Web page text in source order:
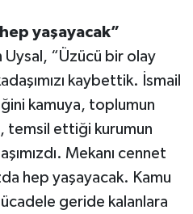
yaşayacak”
Uysal, “Üzücü bir olay
kaybettik. İsmail
kamuya, toplumun
temsil ettiği kurumun
Mekanı cennet
hep yaşayacak. Kamu
geride kalanlara